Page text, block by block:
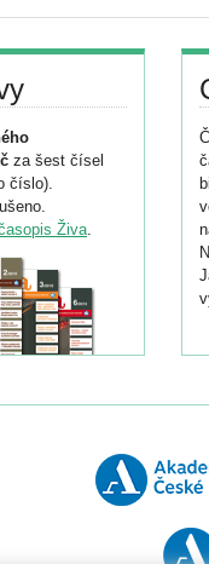
za šest čísel
číslo).
Živa.